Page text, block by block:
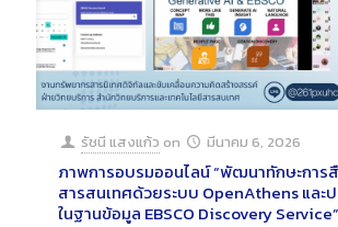
รัชนี แสงแก้ว on มีนาคม 6, 2026
ภาพการอบรมออนไลน์ “พัฒนาทักษะการ
สารสนเทศด้วยระบบ OpenAthens และ
ในฐานข้อมูล EBSCO Discovery Service”